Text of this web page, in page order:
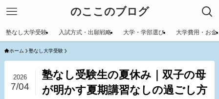
のここのブログ
塾なし大学受験 入試方式・出願戦略 大学・学部選び 大学費用・お金
ホーム 塾なし大学受験
塾なし受験生の夏休み｜双子の母
が明かす夏期講習なしの過ごし方
2026
7/04